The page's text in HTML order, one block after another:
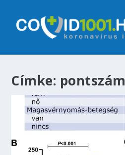
Címke: pontszám